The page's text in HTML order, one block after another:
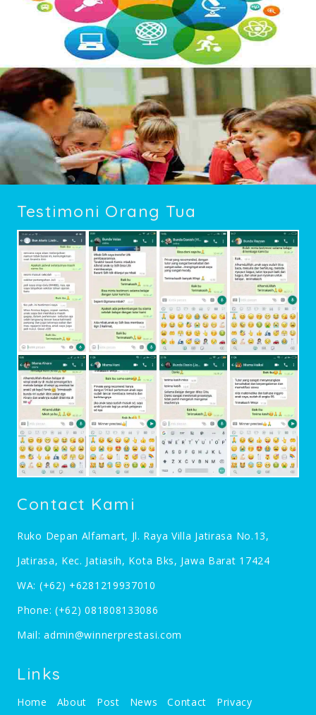
Testimoni Orang Tua
Contact Kami
Ruko Depan Alfamart, Jl. Raya Villa Jatirasa No.13,
Jatirasa, Kec. Jatiasih, Kota Bks, Jawa Barat 17424
WA: (+62) +6281219937010
Phone: (+62) 081808133086
Mail:admin@winnerprestasi.com
Links
Home About Post News Contact Privacy